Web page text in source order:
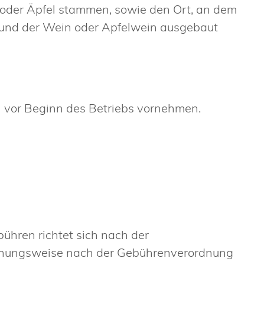
Äpfel stammen, sowie den Ort, an dem
der Wein oder Apfelwein ausgebaut
Beginn des Betriebs vornehmen.
richtet sich nach der
nach der Gebührenverordnung